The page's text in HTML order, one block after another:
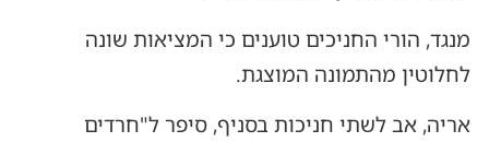
מנגד, הורי החניכים טוענים כי המציאות שונה
לחלוטין מהתמונה המוצגת.
אריה, אב לשתי חניכות בסניף, סיפר ל"חרדים